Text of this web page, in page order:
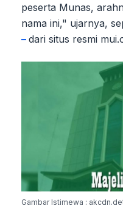
peserta Munas,
nama ini," ujarnya,
– dari situs resmi
Gambar Istimewa :